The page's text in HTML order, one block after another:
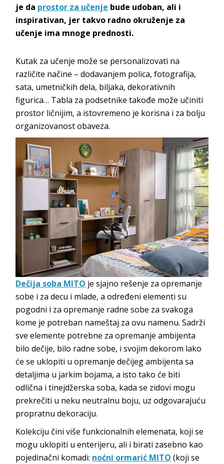
je da prostor za učenje bude udoban, ali i
inspirativan, jer takvo radno okruženje za
učenje ima mnoge prednosti.
Kutak za učenje može se personalizovati na
različite načine – dodavanjem polica, fotografija,
sata, umetničkih dela, biljaka, dekorativnih
figurica… Tabla za podsetnike takođe može učiniti
prostor ličnijim, a istovremeno je korisna i za bolju
organizovanost obaveza.
Dečija soba MITO je sjajno rešenje za opremanje
sobe i za decu i mlade, a određeni elementi su
pogodni i za opremanje radne sobe za svakoga
kome je potreban nameštaj za ovu namenu. Sadrži
sve elemente potrebne za opremanje ambijenta
bilo dečije, bilo radne sobe, i svojim dekorom lako
će se uklopiti u opremanje dečijeg ambijenta sa
detaljima u jarkim bojama, a isto tako će biti
odlična i tinejdžerska soba, kada se zidovi mogu
prekrečiti u neku neutralnu boju, uz odgovarajuću
propratnu dekoraciju.
Kolekciju čini više funkcionalnih elemenata, koji se
mogu uklopiti u enterijeru, ali i birati zasebno kao
pojedinačni komadi: noćni ormarić MITO (koji se